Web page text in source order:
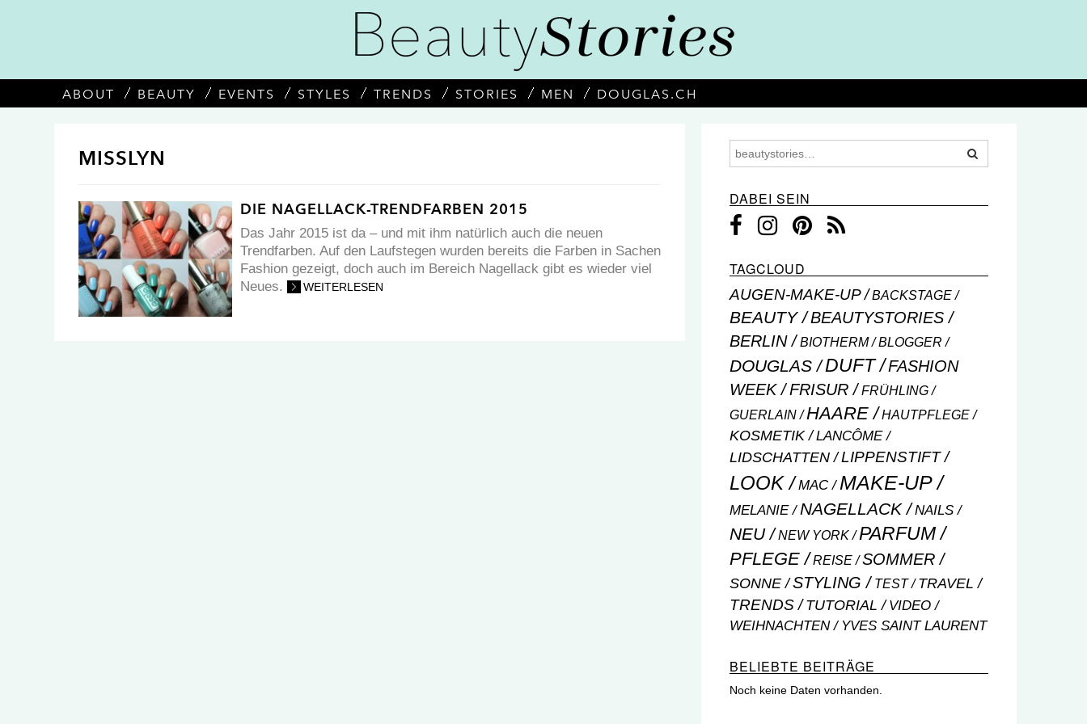
ABOUT BEAUTY EVENTS STYLES TRENDS STORIES MEN DOUGLAS.CH
MISSLYN
DIE NAGELLACK-TRENDFARBEN 2015
Das Jahr 2015 ist da – und mit ihm natürlich auch die neuen
Trendfarben. Auf den Laufstegen wurden bereits die Farben in Sachen
Fashion gezeigt, doch auch im Bereich Nagellack gibt es wieder viel
Neues.
WEITERLESEN
DABEI SEIN
TAGCLOUD
AUGEN-MAKE-UP BACKSTAGE
BEAUTY
BEAUTYSTORIES
BERLIN
BIOTHERM BLOGGER
DOUGLAS DUFT
FASHION
WEEK
FRISUR FRÜHLING
GUERLAIN HAARE HAUTPFLEGE
KOSMETIK
LANCÔME
LIDSCHATTEN
LIPPENSTIFT
LOOK MAC MAKE-UP
MELANIE NAGELLACK NAILS
NEU NEW YORK PARFUM
PFLEGE REISE SOMMER
SONNE STYLING TEST TRAVEL
TRENDS TUTORIAL VIDEO
WEIHNACHTEN YVES SAINT LAURENT
BELIEBTE BEITRÄGE
Noch keine Daten vorhanden.